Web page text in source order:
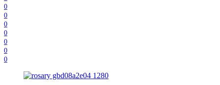
0
0
0
0
0
0
0